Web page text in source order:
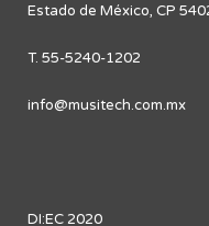
Estado de México, CP
T. 55-5240-1202
info@musitech.com.mx
DI:EC 2020